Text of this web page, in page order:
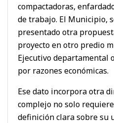
compactadoras,
de trabajo. El Municipio,
presentado otra
proyecto en otro predio
Ejecutivo departamental
por razones económicas.
Ese dato incorpora otra
complejo no solo
definición clara sobre su